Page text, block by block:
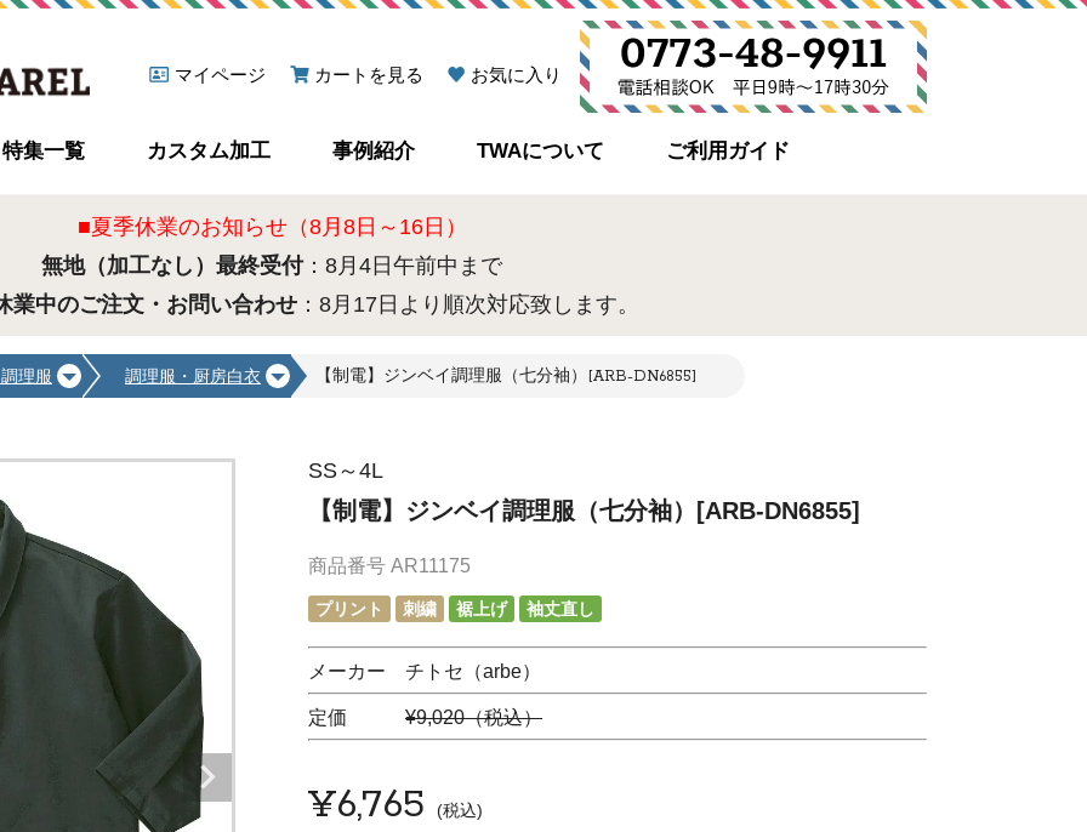
マイページ カートを見る お気に入り
特集一覧 カスタム加工 事例紹介 TWAについて ご利用ガイド
■夏季休業のお知らせ（8月8日～16日）
無地（加工なし）最終受付：8月4日午前中まで
業中のご注文・お問い合わせ ：8月17日より順次対応致します。
理服 調理服・厨房白衣 【制電】ジンベイ調理服（七分袖）[ARB-DN6855]
SS～4L
【制電】ジンベイ調理服（七分袖）[ARB-DN6855]
商品番号 AR11175
プリント 刺繍 裾上げ 袖丈直し
メーカー チトセ（arbe）
定価 ¥9,020（税込）
¥6,765 税込